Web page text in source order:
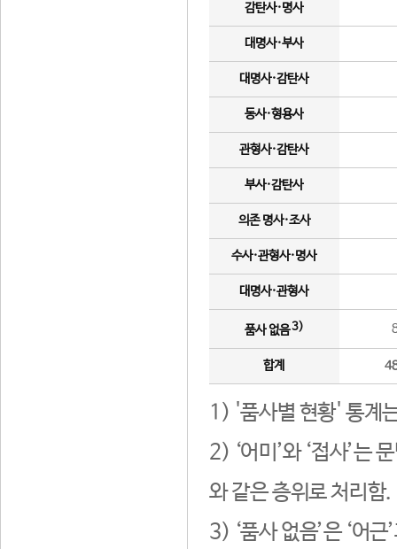
감탄사·명사
대명사·부사
대명사·감탄사
동사·형용사
관형사·감탄사
부사·감탄사
의존 명사·조사
수사·관형사·명사
대명사·관형사
품사 없음3)
합계
1) '품사별 현황' 통계
2) ‘어미’와 ‘접사’는
와 같은 층위로 처리함.
3) ‘품사 없음’은 ‘어